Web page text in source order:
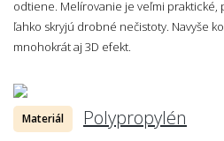
odtiene. Melírovanie je veľmi
ľahko skryjú drobné nečistoty. Navyše
mnohokrát aj 3D efekt.
Materiál Polypropylén